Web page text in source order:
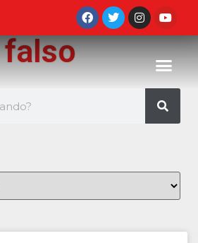
falso